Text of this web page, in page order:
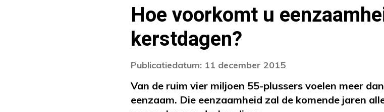
Hoe voorkomt u
kerstdagen?
Publicatiedatum: 11 december 2015
Van de ruim vier miljoen 55-plussers voelen meer
eenzaam. Die eenzaamheid zal de komende jaren